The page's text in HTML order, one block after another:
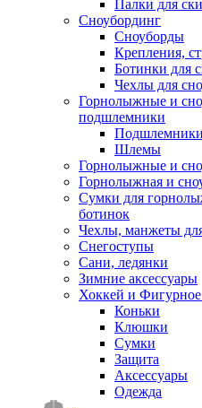
Палки для
Сноубординг
Сноуборды
Крепления,
Ботинки для
Чехлы для
Горнолыжные и
подшлемники
Шлемы
Горнолыжные и
Горнолыжная и
Сумки для
ботинок
Чехлы, манжеты
Снегоступы
Сани, ледянки
Зимние аксессуары
Хоккей и Фигурное
Коньки
Клюшки
Сумки
Защита
Аксессуары
Одежда